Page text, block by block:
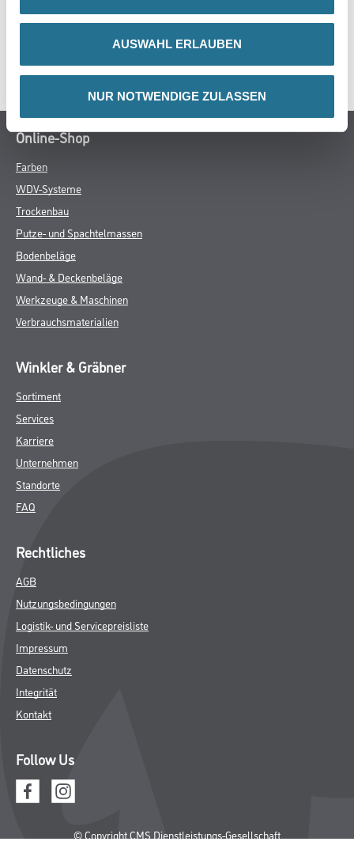
AUSWAHL ERLAUBEN
NUR NOTWENDIGE ZULASSEN
DATENBLÄTTER
SPEZIFIKATIONEN
Online-Shop
Farben
WDV-Systeme
Trockenbau
Putze- und Spachtelmassen
Bodenbeläge
Wand- & Deckenbeläge
Werkzeuge & Maschinen
Verbrauchsmaterialien
Winkler & Gräbner
Sortiment
Services
Karriere
Unternehmen
Standorte
FAQ
Rechtliches
AGB
Nutzungsbedingungen
Logistik- und Servicepreisliste
Impressum
Datenschutz
Integrität
Kontakt
Follow Us
© Copyright CMS Dienstleistungs-Gesellschaft